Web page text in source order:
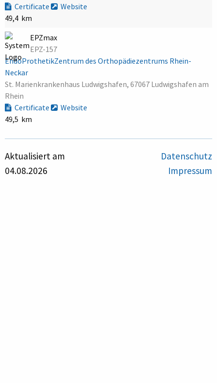
Certificate
Website
49,4 km
EPZmax
EPZ-157
EndoProthetikZentrum des Orthopädiezentrums Rhein-
Neckar
St. Marienkrankenhaus Ludwigshafen, 67067 Ludwigshafen am
Rhein
Certificate
Website
49,5 km
Aktualisiert am
04.08.2026
Datenschutz
Impressum